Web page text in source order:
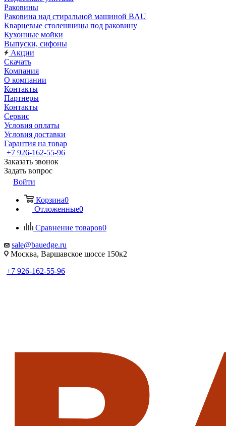
Раковины
Раковина над стиральной машиной BAU
Кварцевые столешницы под раковину
Кухонные мойки
Выпуски, сифоны
Акции
Скачать
Компания
О компании
Контакты
Партнеры
Контакты
Сервис
Условия оплаты
Условия доставки
Гарантия на товар
+7 926-162-55-96
Заказать звонок
Задать вопрос
Войти
Корзина0
Отложенные0
Сравнение товаров0
sale@bauedge.ru
Москва, Варшавское шоссе 150к2
+7 926-162-55-96